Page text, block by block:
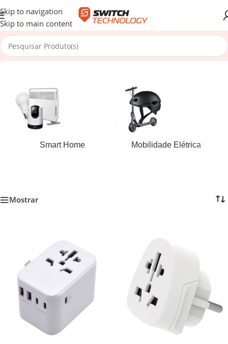
Skip to navigation
Skip to main content
Início/Casa e Outdoor A mostrar 1–24 de 378 resultados
Smart Home Mobilidade Elétrica
Mostrar